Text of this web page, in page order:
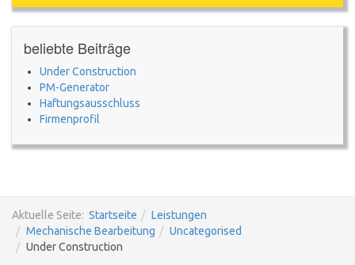
beliebte Beiträge
Under Construction
PM-Generator
Haftungsausschluss
Firmenprofil
Aktuelle Seite: Startseite
Leistungen
Mechanische Bearbeitung
Uncategorised
Under Construction